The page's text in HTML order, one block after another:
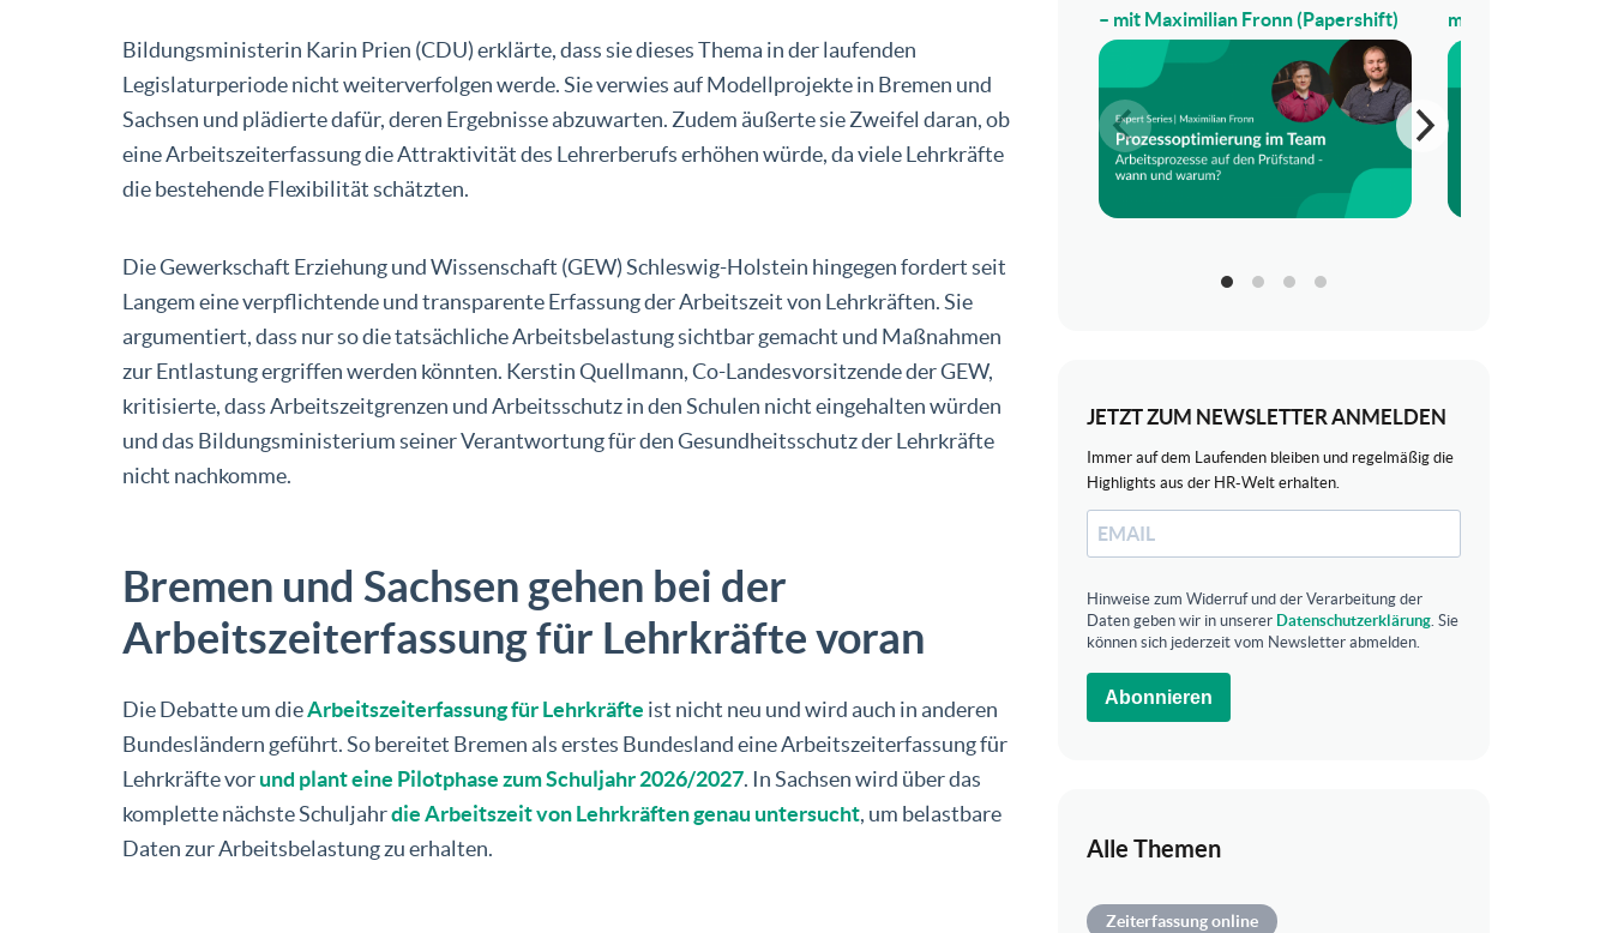
Bildungsministerin Karin Prien (CDU) erklärte, dass sie dieses Thema in der laufenden
Legislaturperiode nicht weiterverfolgen werde. Sie verwies auf Modellprojekte in Bremen und
Sachsen und plädierte dafür, deren Ergebnisse abzuwarten. Zudem äußerte sie Zweifel daran, ob
eine Arbeitszeiterfassung die Attraktivität des Lehrerberufs erhöhen würde, da viele Lehrkräfte
die bestehende Flexibilität schätzten.​
Die Gewerkschaft Erziehung und Wissenschaft (GEW) Schleswig-Holstein hingegen fordert seit
Langem eine verpflichtende und transparente Erfassung der Arbeitszeit von Lehrkräften. Sie
argumentiert, dass nur so die tatsächliche Arbeitsbelastung sichtbar gemacht und Maßnahmen
zur Entlastung ergriffen werden könnten. Kerstin Quellmann, Co-Landesvorsitzende der GEW,
kritisierte, dass Arbeitszeitgrenzen und Arbeitsschutz in den Schulen nicht eingehalten würden
und das Bildungsministerium seiner Verantwortung für den Gesundheitsschutz der Lehrkräfte
nicht nachkomme.
Bremen und Sachsen gehen bei der
Arbeitszeiterfassung für Lehrkräfte voran
Die Debatte um dieArbeitszeiterfassung für Lehrkräfte ist nicht neu und wird auch in anderen
Bundesländern geführt. So bereitet Bremen als erstes Bundesland eine Arbeitszeiterfassung für
Lehrkräfte vorund plant eine Pilotphase zum Schuljahr 2026/2027. In Sachsen wird über das
komplette nächste Schuljahrdie Arbeitszeit von Lehrkräften genau untersucht, um belastbare
Daten zur Arbeitsbelastung zu erhalten.
– mit Maximilian Fronn (Papershift)
mit Cornelius
JETZT ZUM NEWSLETTER ANMELDEN
Immer auf dem Laufenden bleiben und regelmäßig die
Highlights aus der HR-Welt erhalten.
Hinweise zum Widerruf und der Verarbeitung der
Daten geben wir in unserer Datenschutzerklärung. Sie
können sich jederzeit vom Newsletter abmelden.
Abonnieren
Alle Themen
Zeiterfassung online